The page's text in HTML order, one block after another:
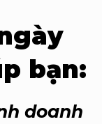
bạn:
doanh